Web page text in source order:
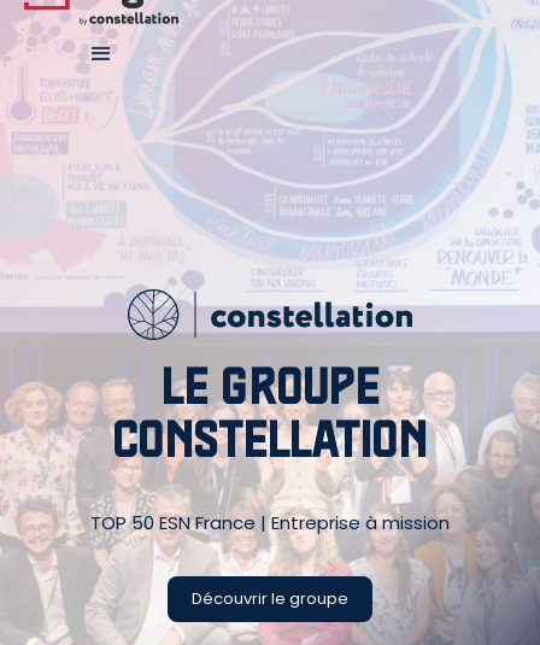
LE GROUPE
CONSTELLATION
TOP 50 ESN France | Entreprise à mission
Découvrir le groupe